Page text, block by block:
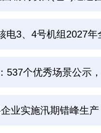
电3、4号机组2027
537个优秀场景公示
业实施汛期错峰生产